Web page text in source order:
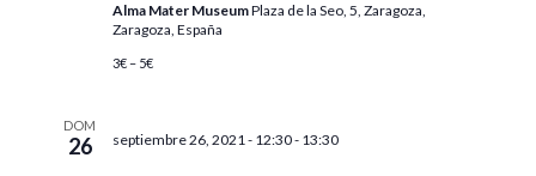
Alma Mater MuseumPlaza de la Seo, 5, Zaragoza,
Zaragoza, España
3€ – 5€
DOM
26 septiembre 26, 2021 - 12:30- 13:30